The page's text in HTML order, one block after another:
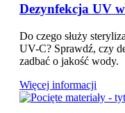
Dezynfekcja UV
Do czego służy
UV-C? Sprawdź, czy
zadbać o jakość wody.
Więcej informacji